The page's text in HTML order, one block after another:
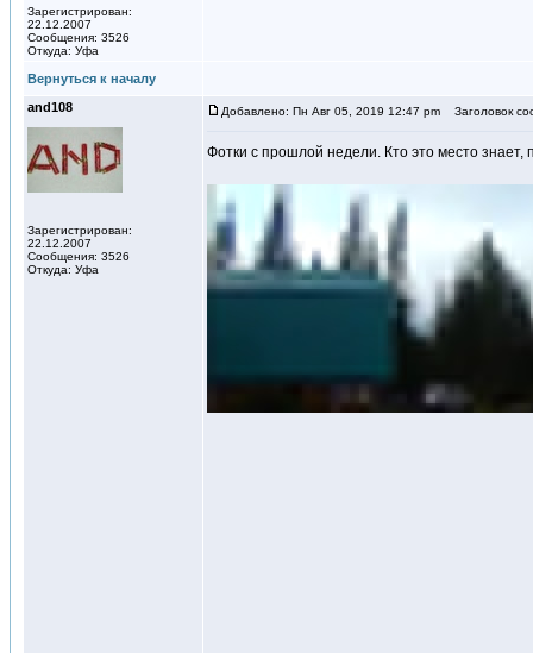
Зарегистрирован:
22.12.2007
Сообщения: 3526
Откуда: Уфа
Вернуться к началу
and108
Зарегистрирован:
22.12.2007
Сообщения: 3526
Откуда: Уфа
Добавлено: Пн Авг 05, 2019 12:47 pm Заголовок
Фотки с прошлой недели. Кто это место знает,